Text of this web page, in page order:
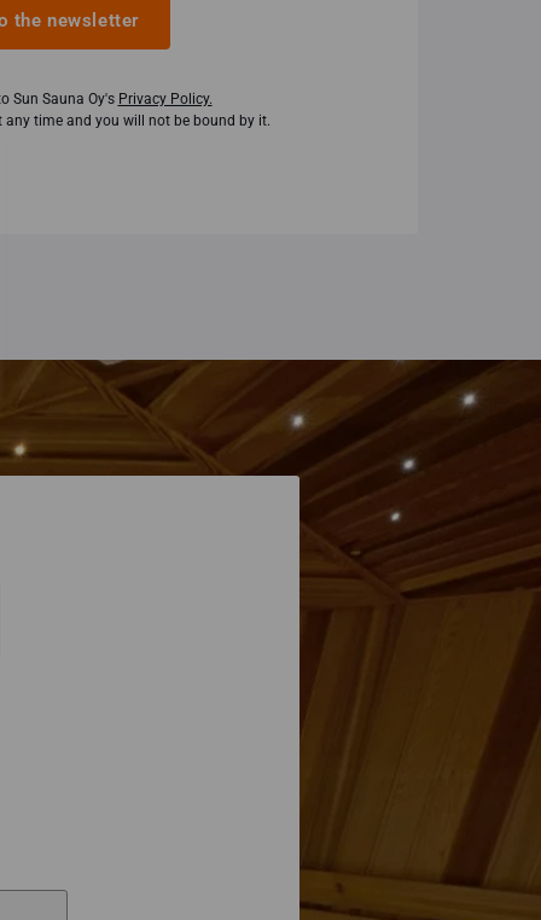
the newsletter
Sun Sauna Oy's Privacy Policy.
time and you will not be bound by it.